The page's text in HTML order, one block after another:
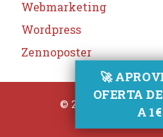
Webmarketing
Wordpress
Zennoposter
© 2026 E-
🚀
OFERTA
A